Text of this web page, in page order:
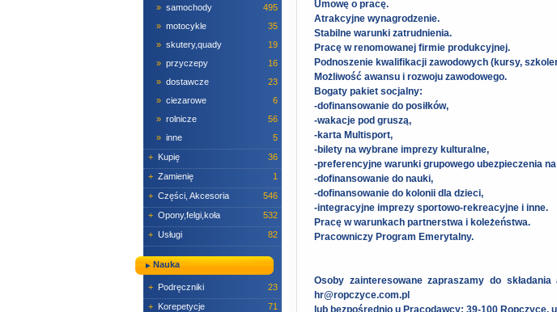
» samochody
495
» motocykle
35
» skutery,quady
19
» przyczepy
16
» dostawcze
23
» ciezarowe
6
» rolnicze
56
» inne
5
+ Kupię
36
+ Zamienię
1
+ Części, Akcesoria
546
+ Opony,felgi,koła
532
+ Usługi 82
Nauka
+ Podręczniki
23
+ Korepetycje
71
Umowę o pracę.
Atrakcyjne wynagrodzenie.
Stabilne warunki zatrudnienia.
Pracę w renomowanej firmie produkcyjnej.
Podnoszenie kwalifikacji zawodowych (kursy,
Możliwość awansu i rozwoju zawodowego.
Bogaty pakiet socjalny:
-dofinansowanie do posiłków,
-wakacje pod gruszą,
-karta Multisport,
-bilety na wybrane imprezy kulturalne,
-preferencyjne warunki grupowego ubezpieczenia
-dofinansowanie do nauki,
-dofinansowanie do kolonii dla dzieci,
-integracyjne imprezy sportowo-rekreacyjne i inne.
Pracę w warunkach partnerstwa i koleżeństwa.
Pracowniczy Program Emerytalny.
Osoby zainteresowane zapraszamy do
hr@ropczyce.com.pl
lub bezpośrednio u Pracodawcy: 39-100 Ropczyce,